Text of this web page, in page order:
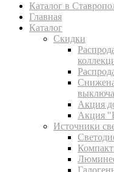
Каталог в
Главная
Каталог
Скидки
Акция
Акция
Источники